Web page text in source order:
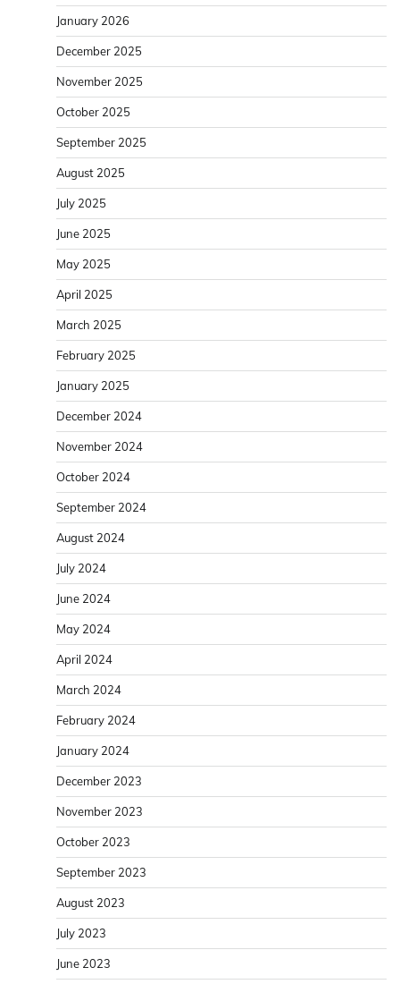
January 2026
December 2025
November 2025
October 2025
September 2025
August 2025
July 2025
June 2025
May 2025
April 2025
March 2025
February 2025
January 2025
December 2024
November 2024
October 2024
September 2024
August 2024
July 2024
June 2024
May 2024
April 2024
March 2024
February 2024
January 2024
December 2023
November 2023
October 2023
September 2023
August 2023
July 2023
June 2023